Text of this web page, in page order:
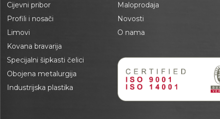
Cijevni pribor
Profili i nosači
Limovi
Kovana bravarija
Specijalni šipkasti čelici
Obojena metalurgija
Industrijska plastika
Maloprodaja
Novosti
O nama